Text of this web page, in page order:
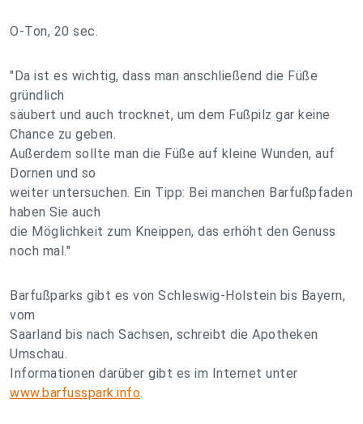
O-Ton, 20 sec.
"Da ist es wichtig, dass man anschließend die Füße
gründlich
säubert und auch trocknet, um dem Fußpilz gar keine
Chance zu geben.
Außerdem sollte man die Füße auf kleine Wunden, auf
Dornen und so
weiter untersuchen. Ein Tipp: Bei manchen Barfußpfaden
haben Sie auch
die Möglichkeit zum Kneippen, das erhöht den Genuss
noch mal."
Barfußparks gibt es von Schleswig-Holstein bis Bayern,
vom
Saarland bis nach Sachsen, schreibt die Apotheken
Umschau.
Informationen darüber gibt es im Internet unter
www.barfusspark.info.